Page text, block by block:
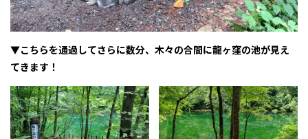
▼こちらを通過してさらに数分、木々の合間に龍ヶ窪の池が見え
てきます！